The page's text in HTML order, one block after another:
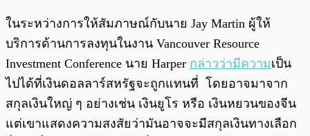
ในระหว่างการให้สัมภาษณ์กับนาย Jay Martin ผู้ให้
บริการด้านการลงทุนในงาน Vancouver Resource
Investment Conference นาย Harper กล่าวว่ามีความเป็น
ไปได้ที่เงินดอลลาร์สหรัฐจะถูกแทนที่ โดยอาจมาจาก
สกุลเงินใหญ่ ๆ อย่างเช่น เงินยูโร หรือ เงินหยวนของจีน
แต่เขาแสดงความสงสัยว่ามันอาจจะมีสกุลเงินทางเลือก